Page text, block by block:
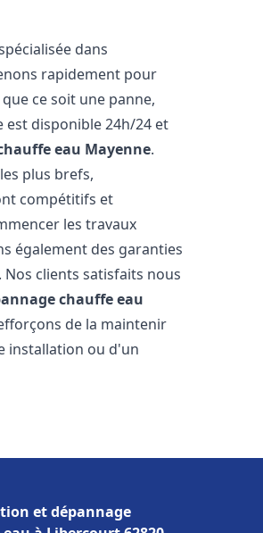
dans
rapidement pour
ce soit une panne,
disponible 24h/24 et
eau Mayenne.
plus brefs,
compétitifs et
les travaux
également des garanties
clients satisfaits nous
chauffe eau
de la maintenir
installation ou d'un
et dépannage